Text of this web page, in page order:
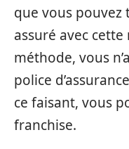
que vous
assuré avec
méthode, vous
police
ce faisant, vous
franchise.